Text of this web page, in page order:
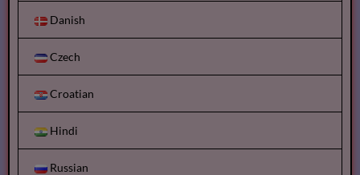
Danish
Czech
Croatian
Hindi
Russian